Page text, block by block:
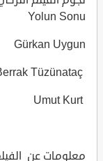
Yolun Sonu
Gürkan Uygun
Umut Kurt
معلومات عن